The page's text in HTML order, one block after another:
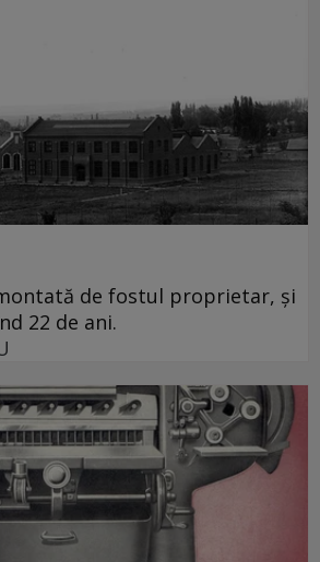
de fostul proprietar, și
22 de ani.